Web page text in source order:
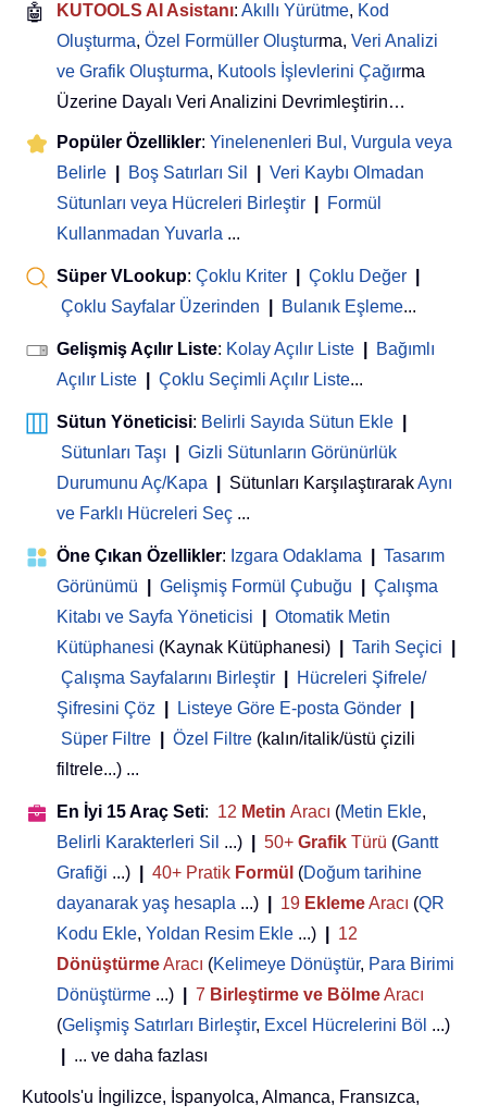
🤖 KUTOOLS AI Asistanı: Akıllı Yürütme, Kod
Oluşturma, Özel Formüller Oluşturma, Veri Analizi
ve Grafik Oluşturma, Kutools İşlevlerini Çağırma
Üzerine Dayalı Veri Analizini Devrimleştirin…
Popüler Özellikler: Yinelenenleri Bul, Vurgula veya
Belirle
Boş Satırları Sil
Veri Kaybı Olmadan
Sütunları veya Hücreleri Birleştir
Formül
Kullanmadan Yuvarla ...
Süper VLookup: Çoklu Kriter Çoklu Değer
Çoklu Sayfalar Üzerinden
Bulanık Eşleme...
Gelişmiş Açılır Liste: Kolay Açılır Liste
Bağımlı
Açılır Liste
Çoklu Seçimli Açılır Liste...
Sütun Yöneticisi: Belirli Sayıda Sütun Ekle
Sütunları Taşı
Gizli Sütunların Görünürlük
Durumunu Aç/Kapa
Sütunları KarşılaştırarakAynı
ve Farklı Hücreleri Seç ...
Öne Çıkan Özellikler: Izgara Odaklama
Tasarım
Görünümü
Gelişmiş Formül Çubuğu
Çalışma
Kitabı ve Sayfa Yöneticisi
Otomatik Metin
Kütüphanesi (Kaynak Kütüphanesi) Tarih Seçici
Çalışma Sayfalarını Birleştir
Hücreleri Şifrele/
Şifresini Çöz
Listeye Göre E-posta Gönder
Süper Filtre
Özel Filtre (kalın/italik/üstü çizili
filtrele...) ...
En İyi 15 Araç Seti: 12 Metin Aracı (Metin Ekle,
Belirli Karakterleri Sil ...) 50+ Grafik Türü (Gantt
Grafiği ...) 40+ Pratik Formül (Doğum tarihine
dayanarak yaş hesapla ...) 19 EklemeAracı (QR
Kodu Ekle, Yoldan Resim Ekle ...)
12
DönüştürmeAracı (Kelimeye Dönüştür, Para Birimi
Dönüştürme ...) 7 Birleştirme ve BölmeAracı
(Gelişmiş Satırları Birleştir, Excel Hücrelerini Böl ...)
... ve daha fazlası
Kutools'u İngilizce, İspanyolca, Almanca, Fransızca,